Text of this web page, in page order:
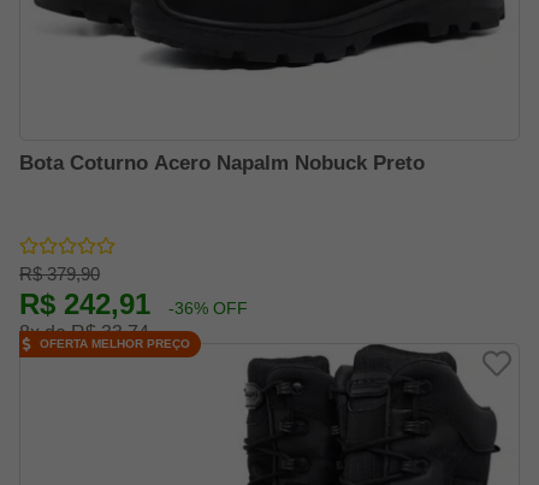
Bota Coturno Acero Napalm Nobuck Preto
R$ 379,90
R$ 242,91 -36% OFF
8x de R$ 33,74
OFERTA MELHOR PREÇO